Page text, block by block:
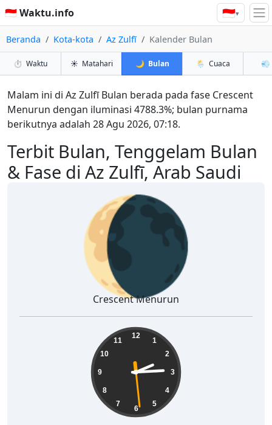
🇮🇩 Waktu.info 🇮🇩▾
Beranda Kota-kota Az Zulfī Kalender Bulan
⏱️ Waktu ☀️ Matahari 🌙 Bulan 🌦️ Cuaca 💨
Terbit Bulan, Tenggelam Bulan
& Fase di Az Zulfī, Arab Saudi
Malam ini di Az Zulfī Bulan berada pada fase Crescent
Menurun dengan iluminasi 4788.3%; bulan purnama
berikutnya adalah 28 Agu 2026, 07:18.
🌘
Crescent Menurun
12
1
2
3
4
5
6
7
8
9
10
11